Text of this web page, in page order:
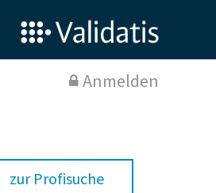
Anmelden
zur Profisuche